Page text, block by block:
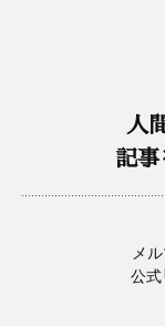
人
記
メ
公式